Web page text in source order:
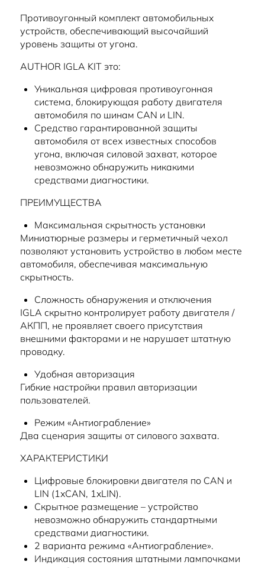
Противоугонный комплект автомобильных
устройств, обеспечивающий высочайший
уровень защиты от угона.
AUTHOR IGLA KIT это:
Уникальная цифровая противоугонная
система, блокирующая работу двигателя
автомобиля по шинам CAN и LIN.
Средство гарантированной защиты
автомобиля от всех известных способов
угона, включая силовой захват, которое
невозможно обнаружить никакими
средствами диагностики.
ПРЕИМУЩЕСТВА
Максимальная скрытность установки
Миниатюрные размеры и герметичный чехол
позволяют установить устройство в любом месте
автомобиля, обеспечивая максимальную
скрытность.
Сложность обнаружения и отключения
IGLA скрытно контролирует работу двигателя /
АКПП, не проявляет своего присутствия
внешними факторами и не нарушает штатную
проводку.
Удобная авторизация
Гибкие настройки правил авторизации
пользователей.
Режим «Антиограбление»
Два сценария защиты от силового захвата.
ХАРАКТЕРИСТИКИ
Цифровые блокировки двигателя по CAN и
LIN (1xCAN, 1xLIN).
Скрытное размещение – устройство
невозможно обнаружить стандартными
средствами диагностики.
2 варианта режима «Антиограбление».
Индикация состояния штатными лампочками